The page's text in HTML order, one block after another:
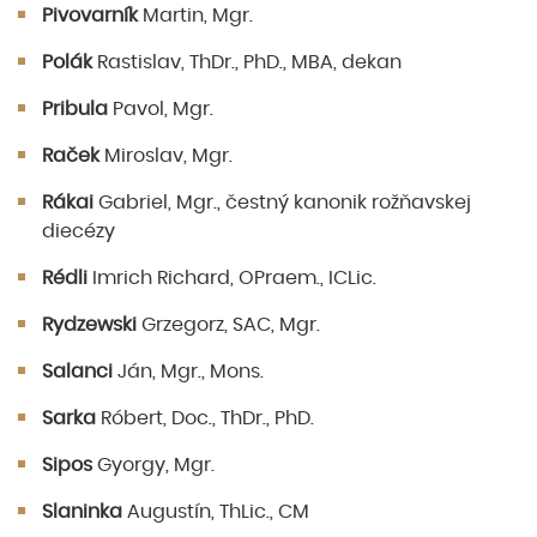
PivovarníkMartin, Mgr.
PolákRastislav, ThDr., PhD., MBA, dekan
Pribula Pavol, Mgr.
RačekMiroslav, Mgr.
Rákai Gabriel, Mgr., čestný kanonik rožňavskej
diecézy
Rédli Imrich Richard, OPraem., ICLic.
Rydzewski Grzegorz, SAC, Mgr.
Salanci Ján, Mgr., Mons.
Sarka Róbert, Doc., ThDr., PhD.
Sipos Gyorgy, Mgr.
Slaninka Augustín, ThLic., CM